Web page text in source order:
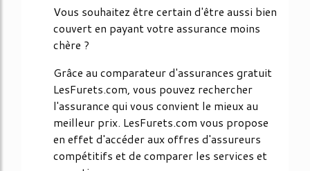
Vous souhaitez être certain d'être aussi bien
couvert en payant votre assurance moins
chère ?
Grâce au comparateur d'assurances gratuit
LesFurets.com, vous pouvez rechercher
l'assurance qui vous convient le mieux au
meilleur prix. LesFurets.com vous propose
en effet d'accéder aux offres d'assureurs
compétitifs et de comparer les services et